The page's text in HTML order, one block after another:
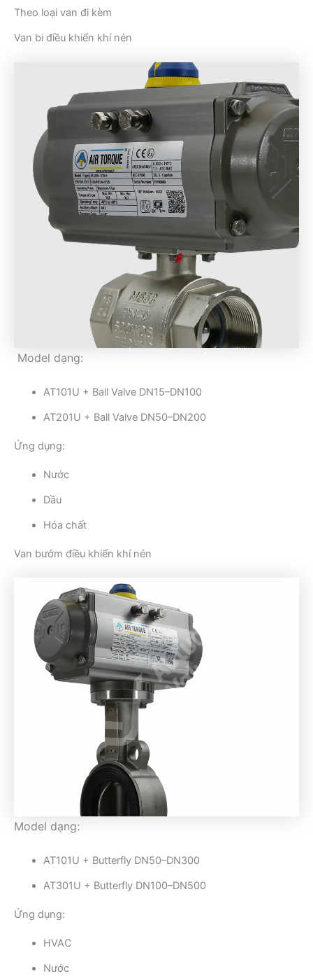
Theo loại van đi kèm
Van bi điều khiển khí nén
Model dạng:
AT101U + Ball Valve DN15–DN100
AT201U + Ball Valve DN50–DN200
Ứng dụng:
Nước
Dầu
Hóa chất
Van bướm điều khiển khí nén
Model dạng:
AT101U + Butterfly DN50–DN300
AT301U + Butterfly DN100–DN500
Ứng dụng:
HVAC
Nước